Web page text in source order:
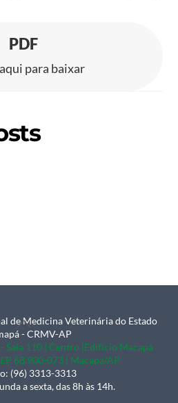
PDF
para baixar
Back
To
Top
de Medicina Veterinária do Estado
- CRMV-AP
- Sala 110 | Centro |Edifício Macapá
68.900-073 | Macapá/AP
(96) 3313-3313
a sexta, das 8h às 14h.